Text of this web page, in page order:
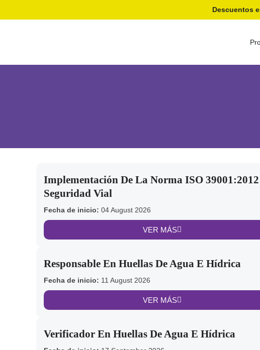
Descuentos
Implementación De La Norma ISO 39001:2012
Seguridad Vial
Fecha de inicio: 04 August 2026
VER MÁS
Responsable En Huellas De Agua E Hídrica
Fecha de inicio: 11 August 2026
VER MÁS
Verificador En Huellas De Agua E Hídrica